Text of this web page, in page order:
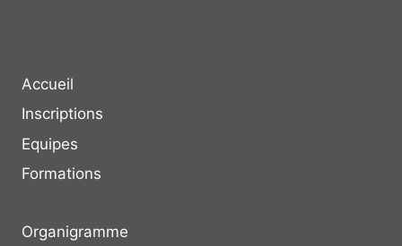
Accueil
Inscriptions
Equipes
Formations
Organigramme